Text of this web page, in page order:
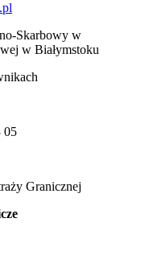
Skarbowy w
w Białymstoku
05
Granicznej